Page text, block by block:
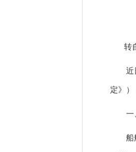
转
近
定》）
一
船